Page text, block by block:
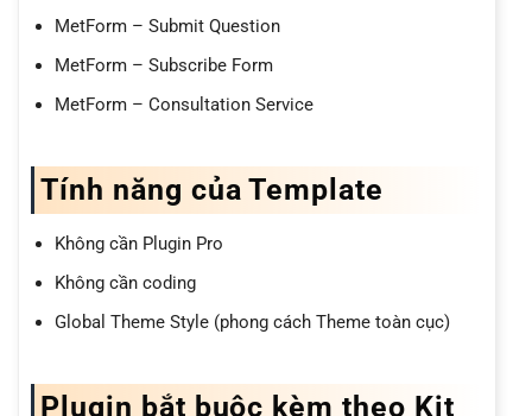
MetForm – Submit Question
MetForm – Subscribe Form
MetForm – Consultation Service
Tính năng của Template
Không cần Plugin Pro
Không cần coding
Global Theme Style (phong cách Theme toàn cục)
Plugin bắt buộc kèm theo Kit